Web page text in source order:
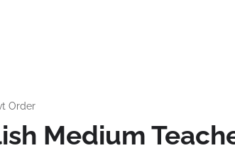
Order
Medium